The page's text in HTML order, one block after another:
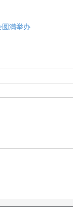
圆满举办